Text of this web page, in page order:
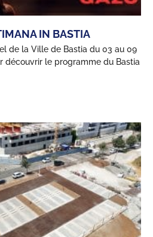
IN BASTIA
de la Ville de Bastia du 03 au 09
découvrir le programme du Bastia